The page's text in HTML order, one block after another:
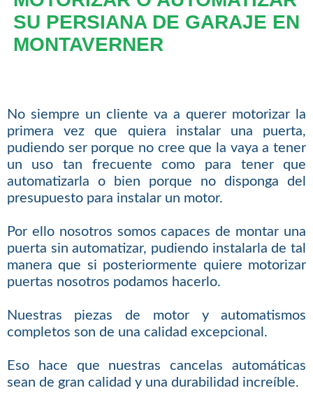
SU PERSIANA DE GARAJE EN
MONTAVERNER
No siempre un cliente va a querer motorizar la
primera vez que quiera instalar una puerta,
pudiendo ser porque no cree que la vaya a tener
un uso tan frecuente como para tener que
automatizarla o bien porque no disponga del
presupuesto para instalar un motor.
Por ello nosotros somos capaces de montar una
puerta sin automatizar, pudiendo instalarla de tal
manera que si posteriormente quiere motorizar
puertas nosotros podamos hacerlo.
Nuestras piezas de motor y automatismos
completos son de una calidad excepcional.
Eso hace que nuestras cancelas automáticas
sean de gran calidad y una durabilidad increíble.